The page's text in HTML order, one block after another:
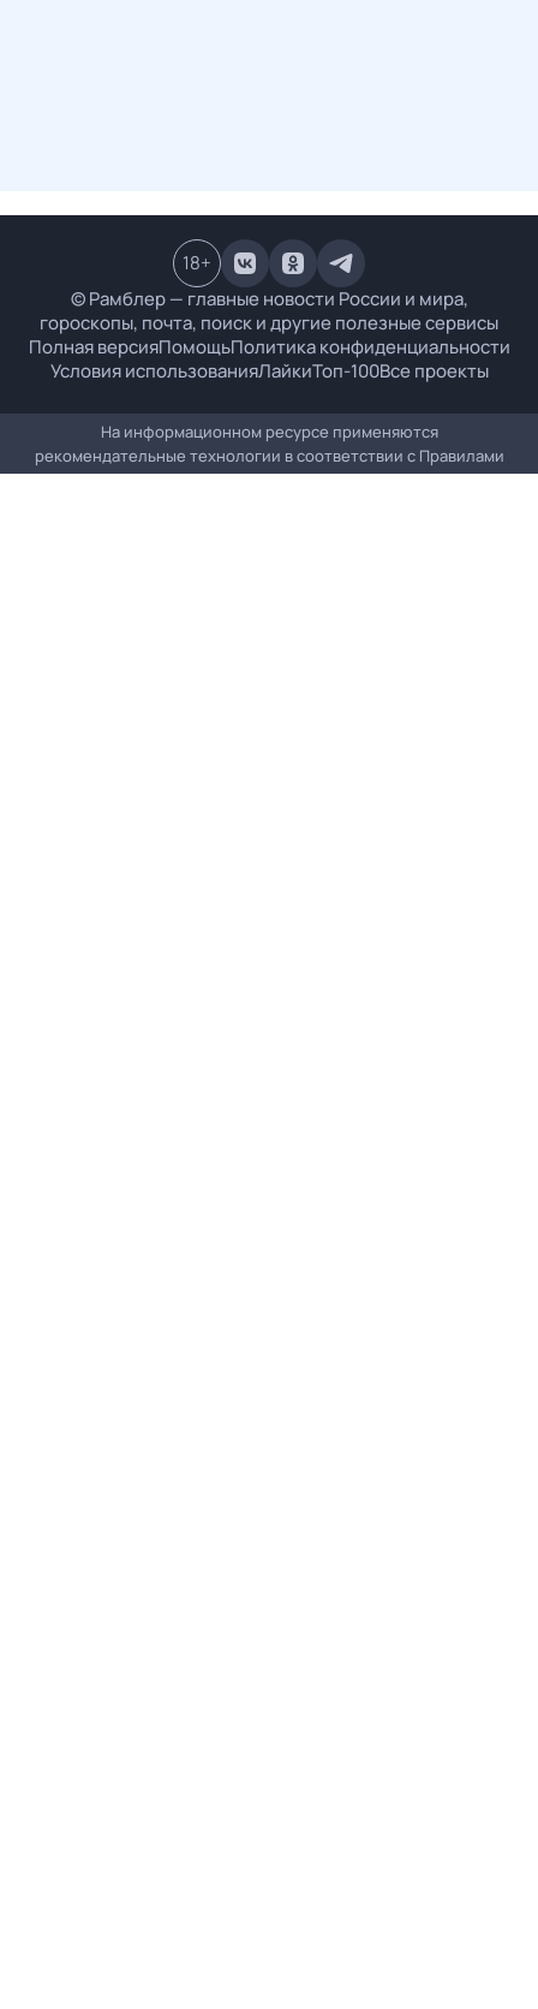
© Рамблер — главные новости России и мира,
гороскопы, почта, поиск и другие полезные сервисы
Полная версияПомощьПолитика конфиденциальности
Условия использованияЛайкиТоп-100Все проекты
18+
На информационном ресурсе применяются
рекомендательные технологии в соответствии с Правилами